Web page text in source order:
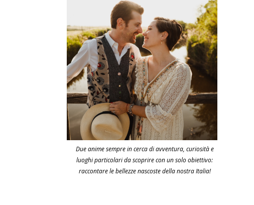
Due anime sempre in cerca di avventura, curiosità e
luoghi particolari da scoprire con un solo obiettivo:
raccontare le bellezze nascoste della nostra Italia!